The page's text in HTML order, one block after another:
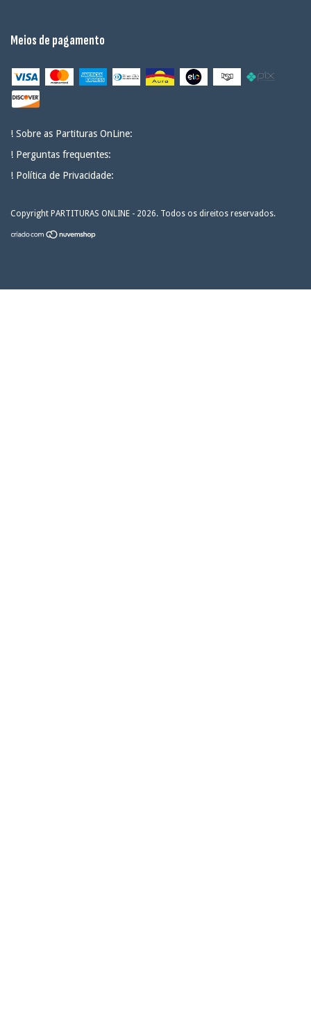
Meios de pagamento
! Sobre as Partituras OnLine:
! Perguntas frequentes:
! Política de Privacidade:
Copyright PARTITURAS ONLINE - 2026. Todos os direitos reservados.